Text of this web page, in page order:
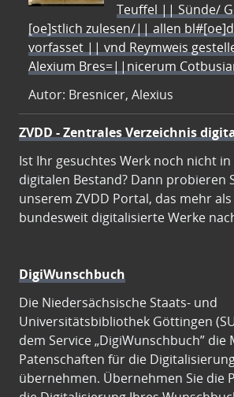
Teuffel || Sünde/
[oe]stlich zulesen/|| allen
vorfasset || vnd Reymweis
Alexium Bres=||nicerum
Autor: Bresnicer, Alexius
ZVDD - Zentrales Verzeichnis
Ist Ihr gesuchtes Werk noch nicht
digitalen Bestand? Dann probieren
unserem ZVDD Portal, das mehr als
bundesweit digitalisierte Werke
DigiWunschbuch
Die Niedersächsische Staats- und
Universitätsbibliothek Göttingen
dem Service „DigiWunschbuch” die
Patenschaften für die
übernehmen. Übernehmen Sie die